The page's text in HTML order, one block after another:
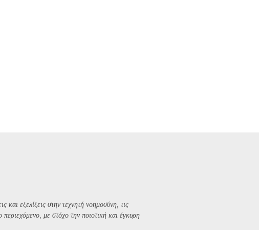
και εξελίξεις στην τεχνητή νοημοσύνη, τις
με στόχο την ποιοτική και έγκυρη